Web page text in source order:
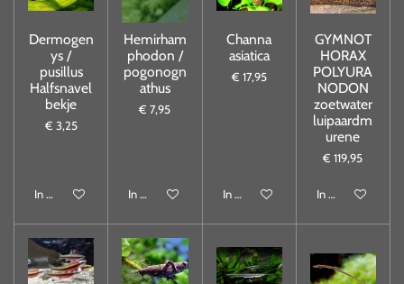
Dermogen
ys /
pusillus
Halfsnavel
bekje
€ 3,25
In winkelwagen
Hemirham
phodon /
pogonogn
athus
€ 7,95
In winkelwagen
Channa
asiatica
€ 17,95
In winkelwagen
GYMNOT
HORAX
POLYURA
NODON
zoetwater
luipaardm
urene
€ 119,95
In winkelwagen